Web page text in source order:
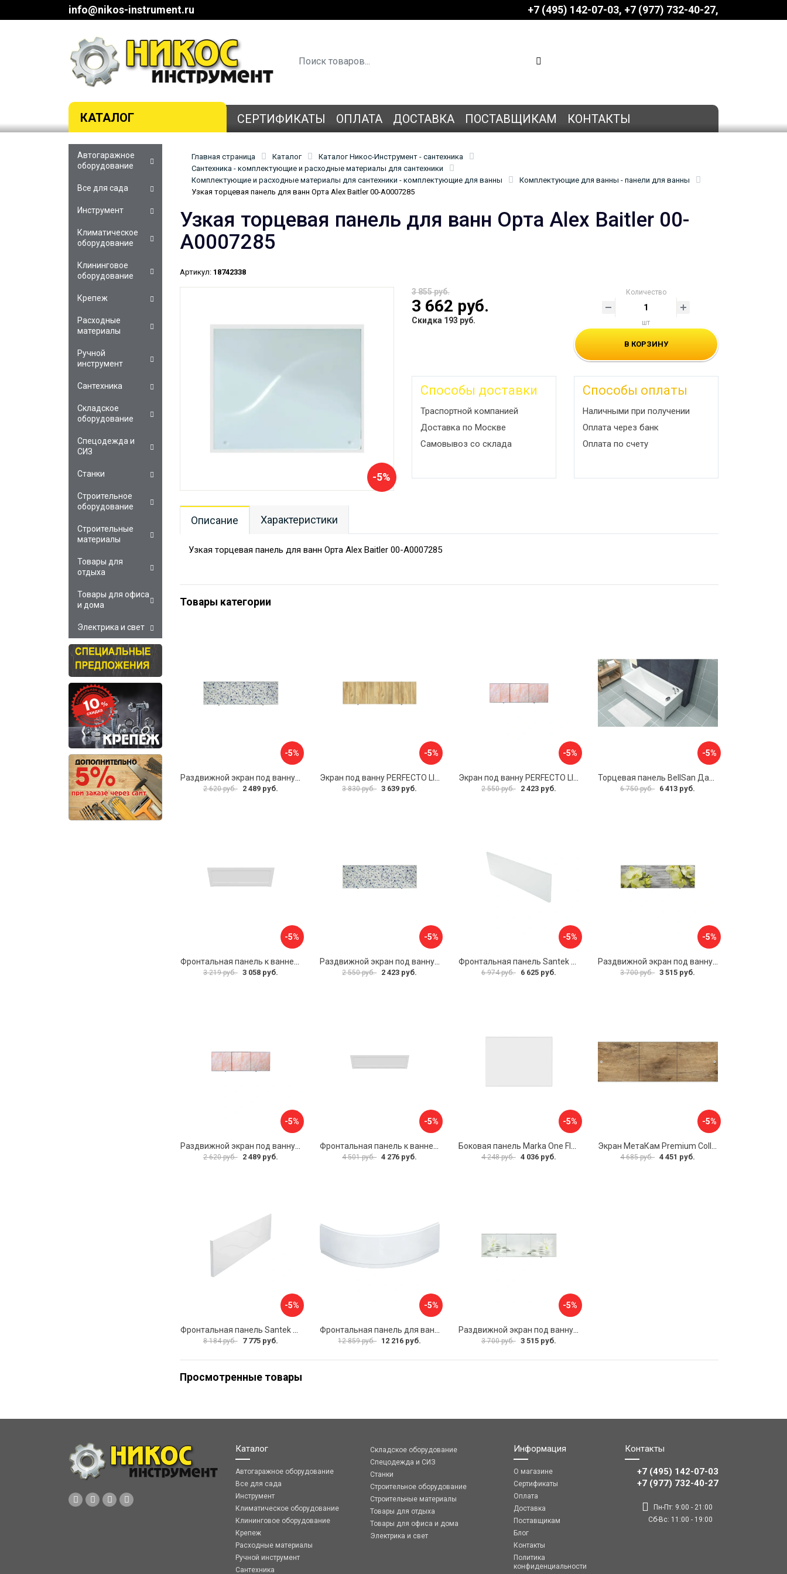
info@nikos-instrument.ru +7 (495) 142-07-03 ‎‎+7 (977) 732-40-27
КАТАЛОГ СЕРТИФИКАТЫ ОПЛАТА ДОСТАВКА ПОСТАВЩИКАМ КОНТАКТЫ
Главная страница Каталог
Каталог Никос-Инструмент - сантехника
Сантехника - комплектующие и расходные материалы для сантехники
Комплектующие и расходные материалы для сантехники - комплектующие для ванны
Комплектующие для ванны - панели для ванны
Узкая торцевая панель для ванн Орта Alex Baitler 00-A0007285
Узкая торцевая панель для ванн Орта Alex Baitler 00-
A0007285
Артикул: 18742338
-5%
3 855 руб.
3 662 руб.
Скидка 193 руб.
Количество
шт
В КОРЗИНУ
Способы доставки
Траспортной компанией
Доставка по Москве
Самовывоз со склада
Способы оплаты
Наличными при получении
Оплата через банк
Оплата по счету
Описание Характеристики
Узкая торцевая панель для ванн Орта Alex Baitler 00-A0007285
Товары категории
-5%
2 620 руб. 2 489 руб.
-5%
3 830 руб. 3 639 руб.
-5%
2 550 руб. 2 423 руб.
-5%
6 750 руб. 6 413 руб.
-5%
Фронтальная панель к ванне Мия Aquatek 00000089315
3 219 руб. 3 058 руб.
-5%
Раздвижной экран под ванну PERFECTO LINEA 36-001511
2 550 руб. 2 423 руб.
-5%
Фронтальная панель Santek 1.WH30.2.498 00000067322
6 974 руб. 6 625 руб.
-5%
Раздвижной экран под ванну PERFECTO LINEA 36-031509
3 700 руб. 3 515 руб.
-5%
2 620 руб. 2 489 руб.
-5%
4 501 руб. 4 276 руб.
-5%
4 248 руб. 4 036 руб.
-5%
4 685 руб. 4 451 руб.
-5%
8 184 руб. 7 775 руб.
-5%
12 859 руб. 12 216 руб.
-5%
3 700 руб. 3 515 руб.
Просмотренные товары
Автогаражное
оборудование
Все для сада
Инструмент
Климатическое
оборудование
Клининговое
оборудование
Крепеж
Расходные
материалы
Ручной
инструмент
Сантехника
Складское
оборудование
Спецодежда и
СИЗ
Станки
Строительное
оборудование
Строительные
материалы
Товары для
отдыха
Товары для офиса
и дома
Электрика и свет
Каталог
Автогаражное оборудование
Все для сада
Инструмент
Климатическое оборудование
Клининговое оборудование
Крепеж
Расходные материалы
Ручной инструмент
Сантехника
Складское оборудование
Спецодежда и СИЗ
Станки
Строительное оборудование
Строительные материалы
Товары для отдыха
Товары для офиса и дома
Электрика и свет
Информация
О магазине
Сертификаты
Оплата
Доставка
Поставщикам
Блог
Контакты
Политика
конфиденциальности
Контакты
+7 (495) 142-07-03
‎‎+7 (977) 732-40-27
Пн-Пт: 9:00 - 21:00
Сб-Вс: 11:00 - 19:00